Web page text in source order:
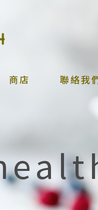
商店 聯絡我